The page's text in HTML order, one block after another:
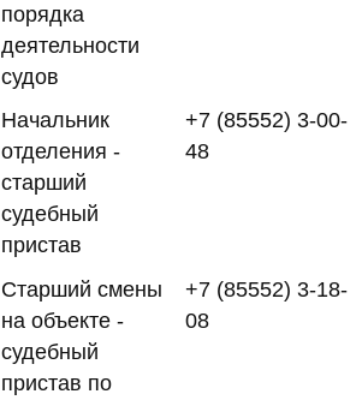
порядка
деятельности
судов
Начальник
отделения -
старший
судебный
пристав
+7 (85552) 3-00-
48
Старший смены
на объекте -
судебный
пристав по
+7 (85552) 3-18-
08